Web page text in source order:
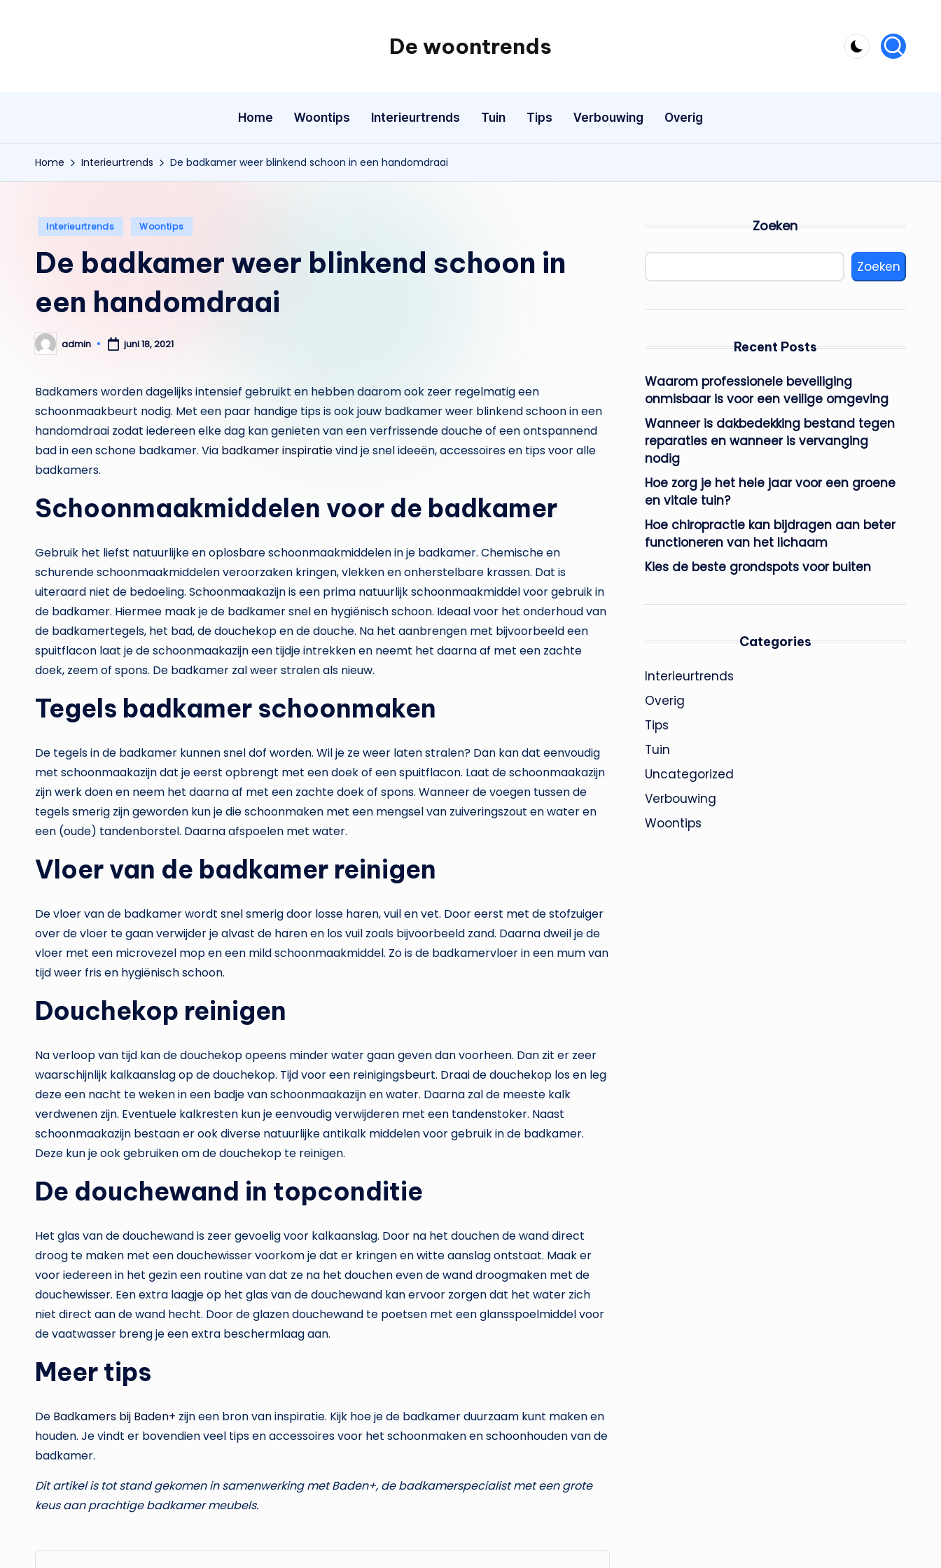
De woontrends
Interieur
blog
Home Woontips Interieurtrends Tuin Tips Verbouwing Overig
Home Interieurtrends De badkamer weer blinkend schoon in een handomdraai
Geplaatst
Interieurtrends Woontips
De badkamer weer blinkend schoon in
een handomdraai
Geplaatst
door
admin juni 18, 2021
Badkamers worden dagelijks intensief gebruikt en hebben daarom ook zeer regelmatig een
schoonmaakbeurt nodig. Met een paar handige tips is ook jouw badkamer weer blinkend schoon in een
handomdraai zodat iedereen elke dag kan genieten van een verfrissende douche of een ontspannend
bad in een schone badkamer. Via badkamer inspiratievind je snel ideeën, accessoires en tips voor alle
badkamers.
Schoonmaakmiddelen voor de badkamer
Gebruik het liefst natuurlijke en oplosbare schoonmaakmiddelen in je badkamer. Chemische en
schurende schoonmaakmiddelen veroorzaken kringen, vlekken en onherstelbare krassen. Dat is
uiteraard niet de bedoeling. Schoonmaakazijn is een prima natuurlijk schoonmaakmiddel voor gebruik in
de badkamer. Hiermee maak je de badkamer snel en hygiënisch schoon. Ideaal voor het onderhoud van
de badkamertegels, het bad, de douchekop en de douche. Na het aanbrengen met bijvoorbeeld een
spuitflacon laat je de schoonmaakazijn een tijdje intrekken en neemt het daarna af met een zachte
doek, zeem of spons. De badkamer zal weer stralen als nieuw.
Tegels badkamer schoonmaken
De tegels in de badkamer kunnen snel dof worden. Wil je ze weer laten stralen? Dan kan dat eenvoudig
met schoonmaakazijn dat je eerst opbrengt met een doek of een spuitflacon. Laat de schoonmaakazijn
zijn werk doen en neem het daarna af met een zachte doek of spons. Wanneer de voegen tussen de
tegels smerig zijn geworden kun je die schoonmaken met een mengsel van zuiveringszout en water en
een (oude) tandenborstel. Daarna afspoelen met water.
Vloer van de badkamer reinigen
De vloer van de badkamer wordt snel smerig door losse haren, vuil en vet. Door eerst met de stofzuiger
over de vloer te gaan verwijder je alvast de haren en los vuil zoals bijvoorbeeld zand. Daarna dweil je de
vloer met een microvezel mop en een mild schoonmaakmiddel. Zo is de badkamervloer in een mum van
tijd weer fris en hygiënisch schoon.
Douchekop reinigen
Na verloop van tijd kan de douchekop opeens minder water gaan geven dan voorheen. Dan zit er zeer
waarschijnlijk kalkaanslag op de douchekop. Tijd voor een reinigingsbeurt. Draai de douchekop los en leg
deze een nacht te weken in een badje van schoonmaakazijn en water. Daarna zal de meeste kalk
verdwenen zijn. Eventuele kalkresten kun je eenvoudig verwijderen met een tandenstoker. Naast
schoonmaakazijn bestaan er ook diverse natuurlijke antikalk middelen voor gebruik in de badkamer.
Deze kun je ook gebruiken om de douchekop te reinigen.
De douchewand in topconditie
Het glas van de douchewand is zeer gevoelig voor kalkaanslag. Door na het douchen de wand direct
droog te maken met een douchewisser voorkom je dat er kringen en witte aanslag ontstaat. Maak er
voor iedereen in het gezin een routine van dat ze na het douchen even de wand droogmaken met de
douchewisser. Een extra laagje op het glas van de douchewand kan ervoor zorgen dat het water zich
niet direct aan de wand hecht. Door de glazen douchewand te poetsen met een glansspoelmiddel voor
de vaatwasser breng je een extra beschermlaag aan.
Meer tips
De Badkamers bij Baden+ zijn een bron van inspiratie. Kijk hoe je de badkamer duurzaam kunt maken en
houden. Je vindt er bovendien veel tips en accessoires voor het schoonmaken en schoonhouden van de
badkamer.
Dit artikel is tot stand gekomen in samenwerking met Baden+, de badkamerspecialist met een grote
keus aan prachtige badkamer meubels.
Zoeken
Zoeken
Recent Posts
Waarom professionele beveiliging
onmisbaar is voor een veilige omgeving
Wanneer is dakbedekking bestand tegen
reparaties en wanneer is vervanging
nodig
Hoe zorg je het hele jaar voor een groene
en vitale tuin?
Hoe chiropractie kan bijdragen aan beter
functioneren van het lichaam
Kies de beste grondspots voor buiten
Categories
Interieurtrends
Overig
Tips
Tuin
Uncategorized
Verbouwing
Woontips